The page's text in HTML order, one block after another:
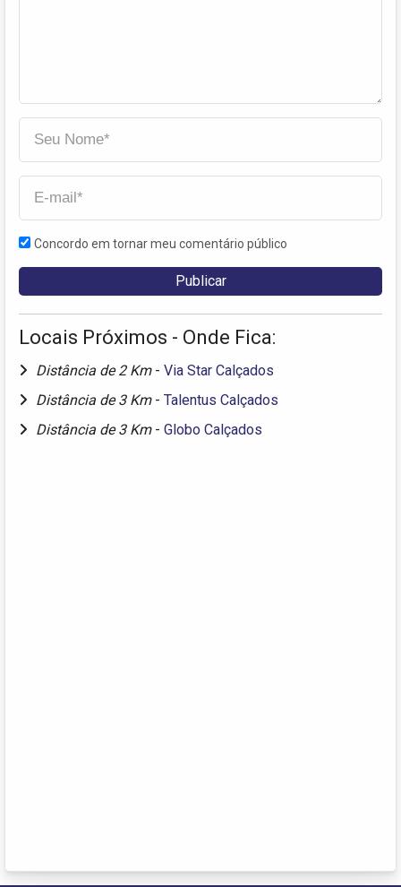
Concordo em tornar meu comentário público
Locais Próximos - Onde Fica:
Distância de 2 Km - Via Star Calçados
Distância de 3 Km - Talentus Calçados
Distância de 3 Km - Globo Calçados